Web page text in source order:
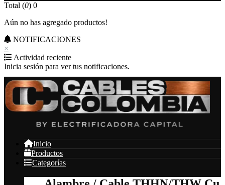
Total (0) 0
Aún no has agregado productos!
NOTIFICACIONES
×
Actividad reciente
Inicia sesión para ver tus notificaciones.
Inicio
Productos
Categorías